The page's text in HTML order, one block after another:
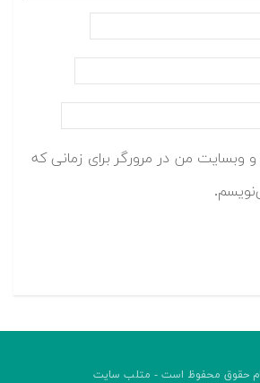
و وبسایت من در مرورگر برای زمانی که
حقوق محفوظ است - متلب سایت